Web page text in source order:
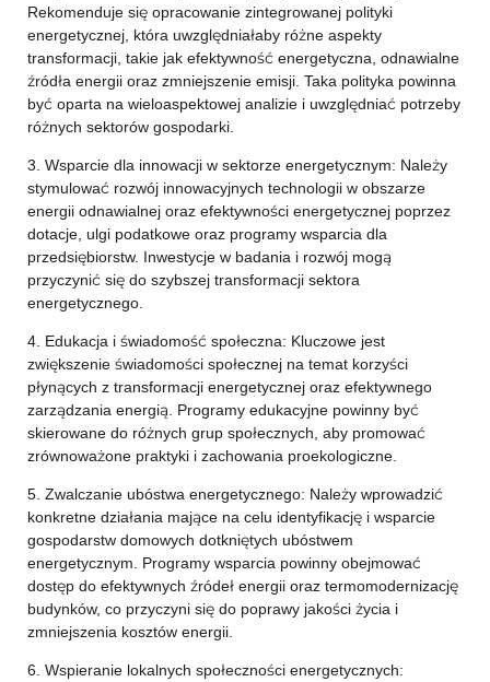
Rekomenduje się opracowanie zintegrowanej polityki
energetycznej, która uwzględniałaby różne aspekty
transformacji, takie jak efektywność energetyczna, odnawialne
źródła energii oraz zmniejszenie emisji. Taka polityka powinna
być oparta na wieloaspektowej analizie i uwzględniać potrzeby
różnych sektorów gospodarki.
3. Wsparcie dla innowacji w sektorze energetycznym: Należy
stymulować rozwój innowacyjnych technologii w obszarze
energii odnawialnej oraz efektywności energetycznej poprzez
dotacje, ulgi podatkowe oraz programy wsparcia dla
przedsiębiorstw. Inwestycje w badania i rozwój mogą
przyczynić się do szybszej transformacji sektora
energetycznego.
4. Edukacja i świadomość społeczna: Kluczowe jest
zwiększenie świadomości społecznej na temat korzyści
płynących z transformacji energetycznej oraz efektywnego
zarządzania energią. Programy edukacyjne powinny być
skierowane do różnych grup społecznych, aby promować
zrównoważone praktyki i zachowania proekologiczne.
5. Zwalczanie ubóstwa energetycznego: Należy wprowadzić
konkretne działania mające na celu identyfikację i wsparcie
gospodarstw domowych dotkniętych ubóstwem
energetycznym. Programy wsparcia powinny obejmować
dostęp do efektywnych źródeł energii oraz termomodernizację
budynków, co przyczyni się do poprawy jakości życia i
zmniejszenia kosztów energii.
6. Wspieranie lokalnych społeczności energetycznych: